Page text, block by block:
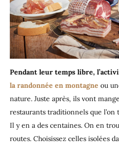
Pendant leur temps libre,
la randonnée en montagne ou
nature. Juste après, ils vont
restaurants traditionnels que
Il y en a des centaines. On en
routes. Choisissez celles isolées